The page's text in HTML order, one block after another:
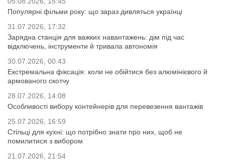
Популярні фільми року: що зараз дивляться українці
31.07.2026, 17:32
Зарядна станція для важких навантажень: дім під час
відключень, інструменти й тривала автономія
30.07.2026, 00:43
Екстремальна фіксація: коли не обійтися без алюмінієвого й
армованого скотчу
28.07.2026, 14:08
Особливості вибору контейнерів для перевезення вантажів
25.07.2026, 16:59
Стільці для кухні: що потрібно знати про них, щоб не
помилитися з вибором
21.07.2026, 21:54